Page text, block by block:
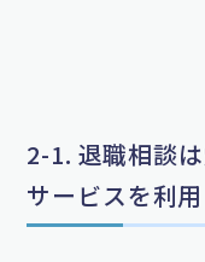
2-1. 退職相談
サービスを利